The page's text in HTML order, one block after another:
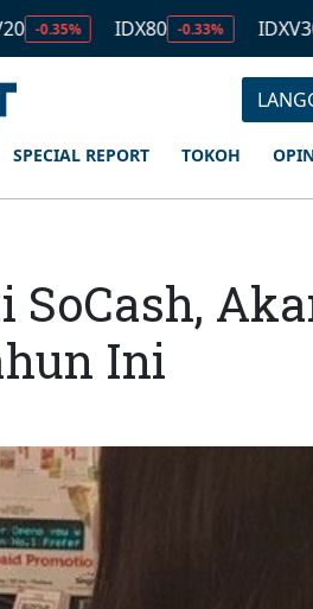
IDX80 -0.33% IDXV30 -0.34%
SPECIAL REPORT TOKOH
Ini